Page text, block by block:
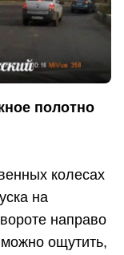
полотно
колесах
на
направо
ощутить,